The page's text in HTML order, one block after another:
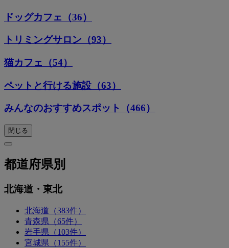
ドッグカフェ（36）
トリミングサロン（93）
猫カフェ（54）
ペットと行ける施設（63）
みんなのおすすめスポット（466）
閉じる
都道府県別
北海道・東北
北海道（383件）
青森県（65件）
岩手県（103件）
宮城県（155件）